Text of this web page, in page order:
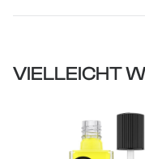
VIELLEICHT